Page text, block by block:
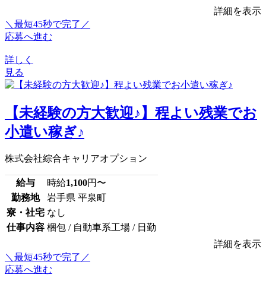
詳細を表示
＼最短45秒で完了／
応募へ進む
詳しく
見る
【未経験の方大歓迎♪】程よい残業でお
小遣い稼ぎ♪
株式会社綜合キャリアオプション
給与 時給1,100円〜
勤務地
岩手県 平泉町
寮・社宅 なし
仕事内容 梱包 / 自動車系工場 / 日勤
詳細を表示
＼最短45秒で完了／
応募へ進む